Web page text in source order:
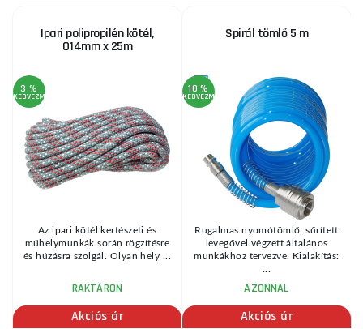
Ipari polipropilén kötél,
O14mm x 25m
3 %
KEDVEZMÉNY
Az ipari kötél kertészeti és
műhelymunkák során rögzítésre
és húzásra szolgál. Olyan hely ...
RAKTÁRON
Akciós ár
Spirál tömlő 5 m
10 %
KEDVEZMÉNY
Rugalmas nyomótömlő, sűrített
levegővel végzett általános
munkákhoz tervezve. Kialakítás:
AZONNAL
Akciós ár